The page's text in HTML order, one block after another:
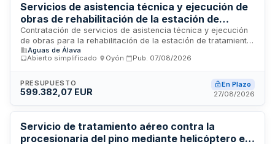
Servicios de asistencia técnica y ejecución de
obras de rehabilitación de la estación de
tratamiento de agua potable de San Bartolomé
en Llodio
Contratación de servicios de asistencia técnica y ejecución
de obras para la rehabilitación de la estación de tratamiento
de agua potable situada en San Bartolomé, en el municipio
de Llodio. El contrato comprende la redacción del proyecto
primera fase de mejora de las instalaciones de tratamiento
de agua potable, incluyendo todos los trabajos, inspección,
materialización.
Aguas de Álava
Abierto simplificado
Oyón Pub. 07/08/2026
PRESUPUESTO
599.382,07 EUR
En Plazo
27/08/2026
Servicio de tratamiento aéreo contra la
procesionaria del pino mediante helicóptero en